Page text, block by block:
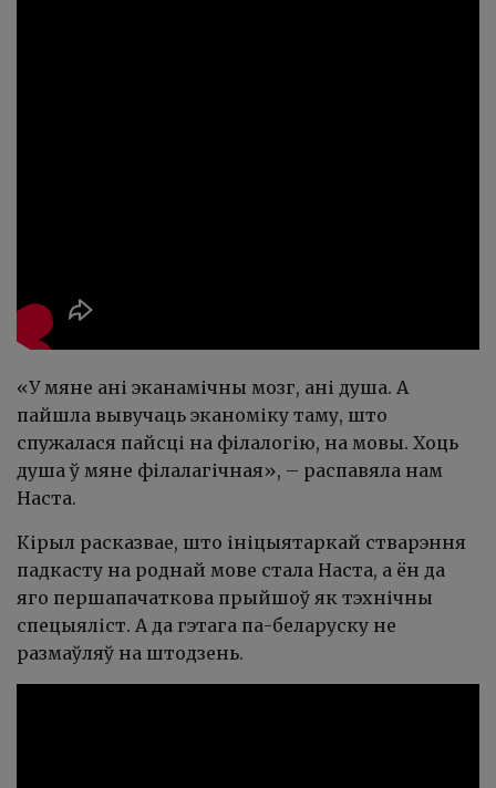
«У мяне ані эканамічны мозг, ані душа. А
пайшла вывучаць эканоміку таму, што
спужалася пайсці на філалогію, на мовы. Хоць
душа ў мяне філалагічная», – распавяла нам
Наста.
Кірыл расказвае, што ініцыятаркай стварэння
падкасту на роднай мове стала Наста, а ён да
яго першапачаткова прыйшоў як тэхнічны
спецыяліст. А да гэтага па-беларуску не
размаўляў на штодзень.